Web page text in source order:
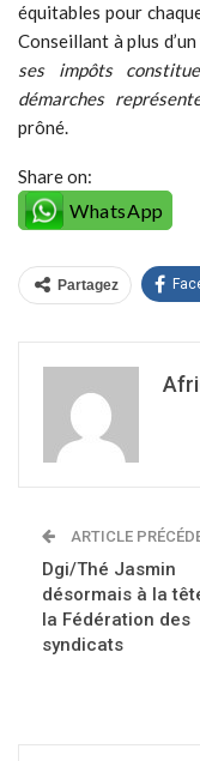
équitables pour
Conseillant à plus
ses impôts
démarches
prôné.
Share on:
WhatsApp
Partagez
ARTICLE
Dgi/Thé Jasmin
désormais à la
la Fédération des
syndicats